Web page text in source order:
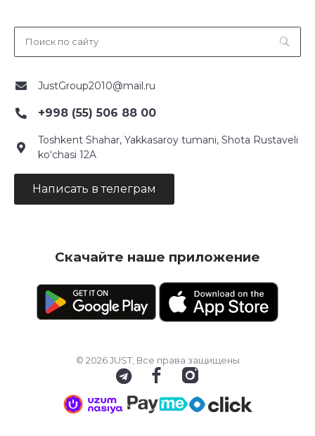
JustGroup2010@mail.ru
+998 (55) 506 88 00
Toshkent Shahar, Yakkasaroy tumani, Shota Rustaveli
ko‘chasi 12A
Написать в телеграм
Скачайте наше приложение
© 2026 JUST, Все права защищены